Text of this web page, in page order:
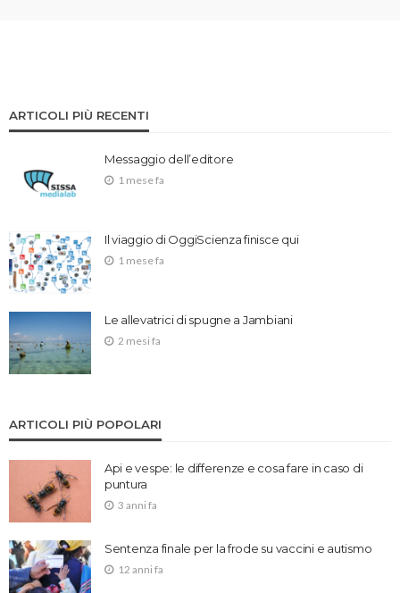
ARTICOLI PIÙ RECENTI
Messaggio dell’editore
1 mese fa
Il viaggio di OggiScienza finisce qui
1 mese fa
Le allevatrici di spugne a Jambiani
2 mesi fa
ARTICOLI PIÙ POPOLARI
Api e vespe: le differenze e cosa fare in caso di
puntura
3 anni fa
Sentenza finale per la frode su vaccini e autismo
12 anni fa